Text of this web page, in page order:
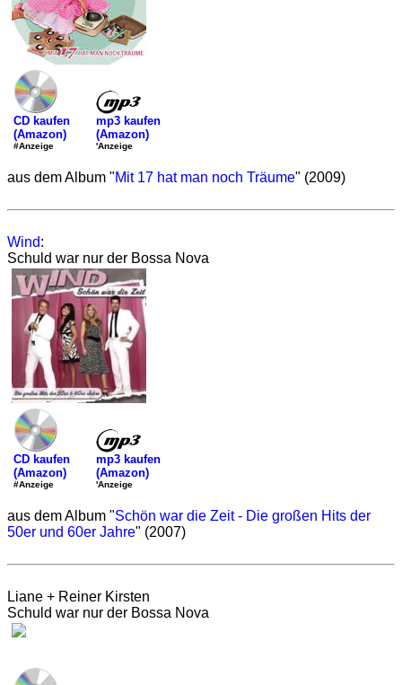
CD kaufen
(Amazon)
#Anzeige
mp3 kaufen
(Amazon)
'Anzeige
aus dem Album "Mit 17 hat man noch Träume" (2009)
Wind:
Schuld war nur der Bossa Nova
CD kaufen
(Amazon)
#Anzeige
mp3 kaufen
(Amazon)
'Anzeige
aus dem Album "Schön war die Zeit - Die großen Hits der
50er und 60er Jahre" (2007)
Liane + Reiner Kirsten
Schuld war nur der Bossa Nova